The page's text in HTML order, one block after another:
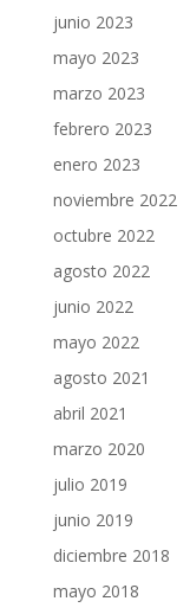
junio 2023
mayo 2023
marzo 2023
febrero 2023
enero 2023
noviembre 2022
octubre 2022
agosto 2022
junio 2022
mayo 2022
agosto 2021
abril 2021
marzo 2020
julio 2019
junio 2019
diciembre 2018
mayo 2018